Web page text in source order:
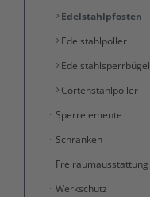
Edelstahlpfosten
Edelstahlpoller
Edelstahlsperrbügel
Cortenstahlpoller
Sperrelemente
Schranken
Freiraumausstattung
Werkschutz